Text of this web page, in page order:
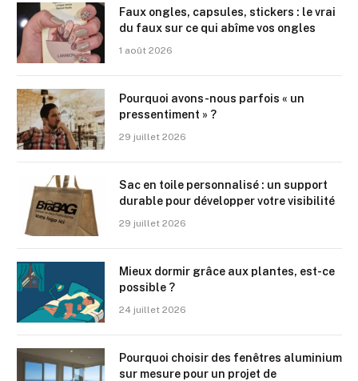
Faux ongles, capsules, stickers : le vrai
du faux sur ce qui abîme vos ongles
1 août 2026
Pourquoi avons-nous parfois « un
pressentiment » ?
29 juillet 2026
Sac en toile personnalisé : un support
durable pour développer votre visibilité
29 juillet 2026
Mieux dormir grâce aux plantes, est-ce
possible ?
24 juillet 2026
Pourquoi choisir des fenêtres aluminium
sur mesure pour un projet de